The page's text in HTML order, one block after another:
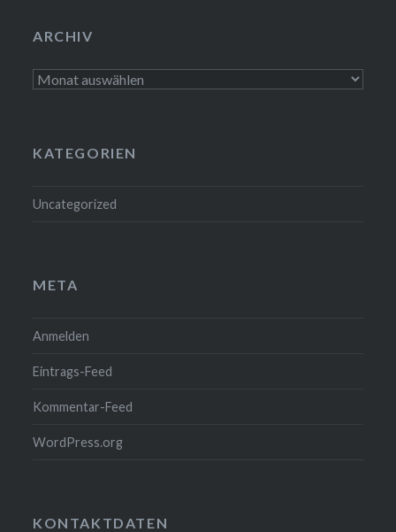
ARCHIV
Archiv
KATEGORIEN
Uncategorized
META
Anmelden
Eintrags-Feed
Kommentar-Feed
WordPress.org
KONTAKTDATEN